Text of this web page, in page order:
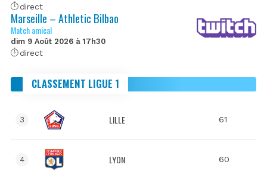
direct
Marseille – Athletic Bilbao
Match amical
dim 9 Août 2026 à 17h30
direct
CLASSEMENT LIGUE 1
3 LILLE 61
4 LYON 60